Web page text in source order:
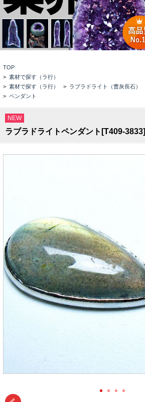
TOP
> 素材で探す（ラ行）
> 素材で探す（ラ行） > ラブラドライト（曹灰長石）
> ペンダント
NEW
ラブラドライトペンダント[T409-3833]